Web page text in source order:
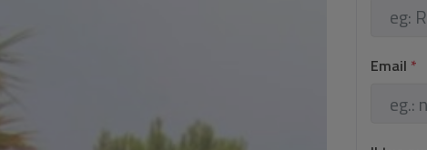
Email *